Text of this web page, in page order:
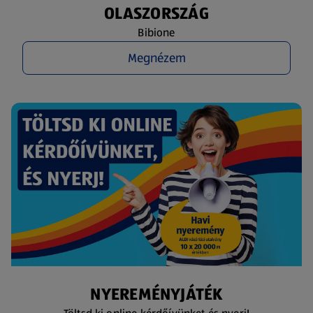
OLASZORSZÁG
Bibione
Megnézem
NYEREMÉNYJÁTÉK